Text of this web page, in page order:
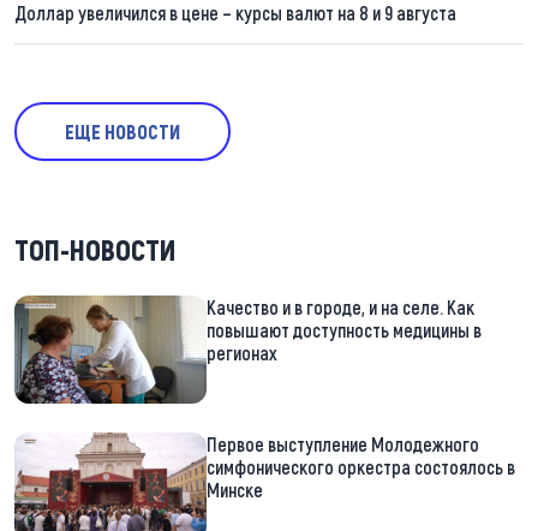
Доллар увеличился в цене – курсы валют на 8 и 9 августа
ЕЩЕ НОВОСТИ
ТОП-НОВОСТИ
Качество и в городе, и на селе. Как
повышают доступность медицины в
регионах
Первое выступление Молодежного
симфонического оркестра состоялось в
Минске